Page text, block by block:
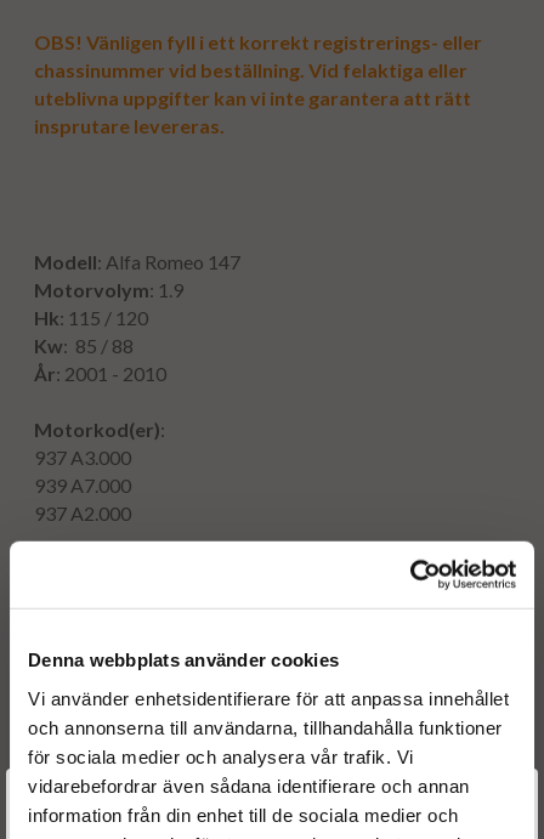
Denna webbplats använder cookies
Vi använder enhetsidentifierare för att anpassa innehållet
och annonserna till användarna, tillhandahålla funktioner
för sociala medier och analysera vår trafik. Vi
vidarebefordrar även sådana identifierare och annan
information från din enhet till de sociala medier och
OBS! Vänligen fyll i ett korrekt registrerings- eller
chassinummer vid beställning. Vid felaktiga eller
uteblivna uppgifter kan vi inte garantera att rätt
insprutare levereras.
Modell: Alfa Romeo 147
Motorvolym: 1.9
Hk: 115 / 120
Kw: 85 / 88
År: 2001 - 2010
Motorkod(er):
937 A3.000
939 A7.000
​937 A2.000
0986435148 BOSCH
15710-79J50
15710 79J50 000
55221017
71792997
71794167
Välkommen till